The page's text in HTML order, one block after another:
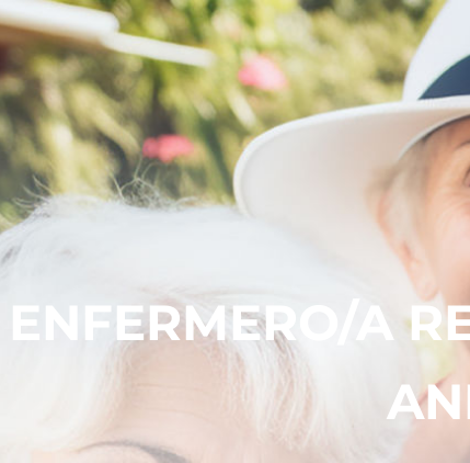
ENFERMERO/A